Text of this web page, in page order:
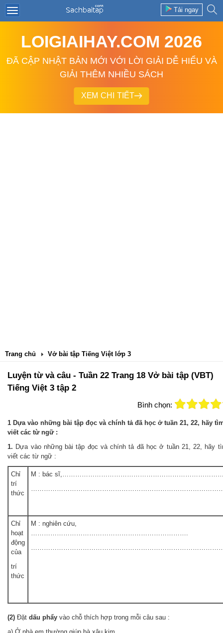
Tải ngay
LOIGIAIHAY.COM 2026
ĐÃ CẬP NHẬT BẢN MỚI VỚI LỜI GIẢI DỄ HIỂU VÀ
GIẢI THÊM NHIỀU SÁCH
XEM CHI TIẾT
Trang chủ Vở bài tập Tiếng Việt lớp 3
Luyện từ và câu - Tuần 22 Trang 18 Vở bài tập (VBT)
Tiếng Việt 3 tập 2
Bình chọn:
1 Dựa vào những bài tập đọc và chính tả đã học ở tuần 21, 22, hãy
viết các từ ngữ :
1. Dựa vào những bài tập đọc và chính tả đã học ở tuần 21, 22, hãy
viết các từ ngữ :
Chỉ
trí
thức
M : bác
Chỉ
hoạt
động
của
trí
thức
M : nghiên cứu,
……………………………………………………………….
(2) Đặt dấu phẩy vào chỗ thích hợp trong mỗi câu sau :